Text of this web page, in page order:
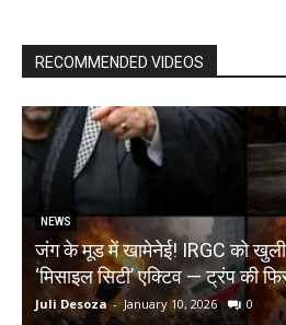
RECOMMENDED VIDEOS
NEWS
जंग के मूड में खामेनेई! IRGC को
‘मिसाइल सिटी’ एक्टिव — ट्रंप की
Juli Desoza - January 10, 2026 0